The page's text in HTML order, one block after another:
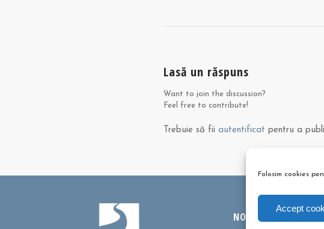
Folosim cookies
Accept
Lasă un răspuns
Want to join the discussion?
Feel free to contribute!
Trebuie să fii autentificat pentru a
NOUTĂȚI ȘI ARTICOLE